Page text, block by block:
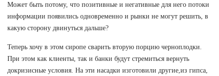
Может быть потому, что позитивные и негативные для него потоки
информации появились одновременно и рынки не могут решить, в
какую сторону двинуться дальше?
Теперь хочу в этом сиропе сварить вторую порцию черноплодки.
При этом как клиенты, так и банки будут стремиться вернуть
докризисные условия. На эти насадки изготовили другие,из гипса,